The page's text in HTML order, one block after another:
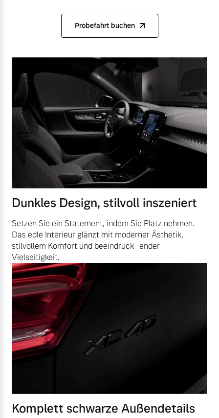
Probefahrt buchen
Dunkles Design, stilvoll inszeniert
Setzen Sie ein Statement, indem Sie Platz nehmen.
Das edle Interieur glänzt mit moderner Ästhetik,
stilvollem Komfort und beeindruck- ender
Vielseitigkeit.
Komplett schwarze Außendetails